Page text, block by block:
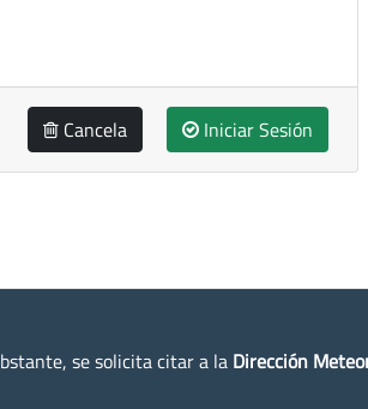
Cancela Iniciar Sesión
se solicita citar a la Dirección